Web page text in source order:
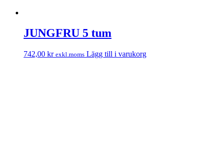
JUNGFRU 5 tum
742,00 kr exkl.moms Lägg till i varukorg